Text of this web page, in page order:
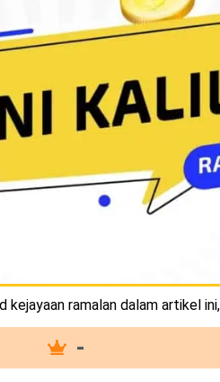
kejayaan ramalan dalam artikel
-